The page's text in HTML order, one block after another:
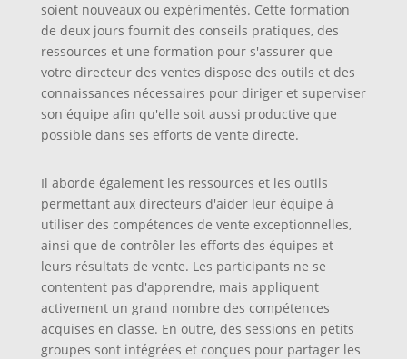
soient nouveaux ou expérimentés. Cette formation
de deux jours fournit des conseils pratiques, des
ressources et une formation pour s'assurer que
votre directeur des ventes dispose des outils et des
connaissances nécessaires pour diriger et superviser
son équipe afin qu'elle soit aussi productive que
possible dans ses efforts de vente directe.
Il aborde également les ressources et les outils
permettant aux directeurs d'aider leur équipe à
utiliser des compétences de vente exceptionnelles,
ainsi que de contrôler les efforts des équipes et
leurs résultats de vente. Les participants ne se
contentent pas d'apprendre, mais appliquent
activement un grand nombre des compétences
acquises en classe. En outre, des sessions en petits
groupes sont intégrées et conçues pour partager les